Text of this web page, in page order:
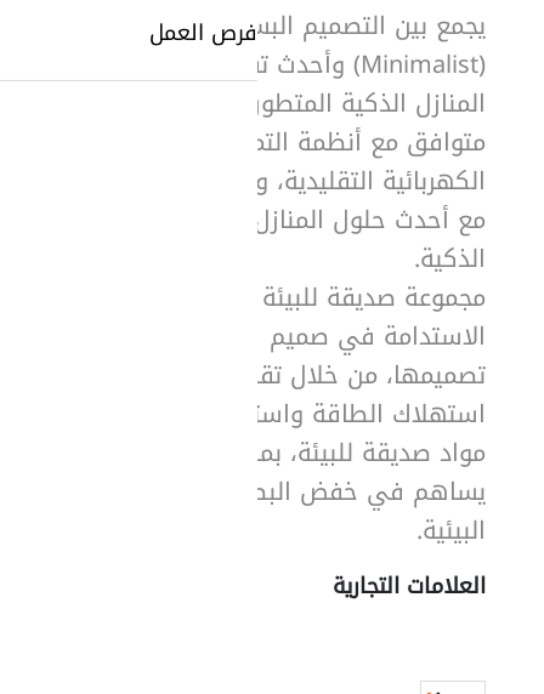
فرص العملSearchButtonText
يجمع بين التصميم البسيط
(Minimalist) وأحدث تقنيات
المنازل الذكية المتطورة.
متوافق مع أنظمة التمديدات
الكهربائية التقليدية، وكذلك
مع أحدث حلول المنازل
الذكية.
مجموعة صديقة للبيئة تضع
الاستدامة في صميم
تصميمها، من خلال تقليل
استهلاك الطاقة واستخدام
مواد صديقة للبيئة، بما
يساهم في خفض البصمة
البيئية.
العلامات التجارية